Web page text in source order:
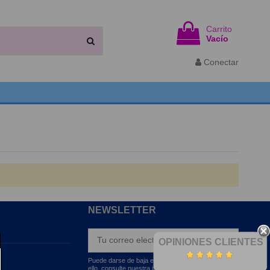
Carrito
Vacío
Conectar
OPINIONES CLIENTES
NEWSLETTER
Puede darse de baja en cualquier momento. Para
ello, consulte nuestra información de contacto en